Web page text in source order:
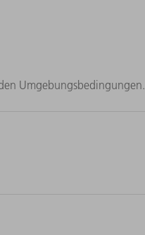
Umgebungsbedingungen.